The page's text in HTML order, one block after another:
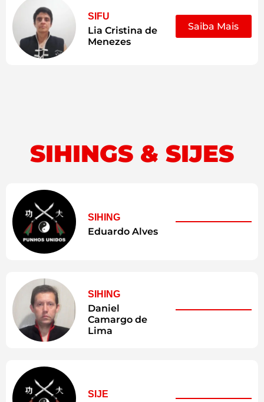
SIFU
Lia Cristina de
Menezes
Saiba Mais
SIHINGS & SIJES
SIHING
Eduardo Alves
SIHING
Daniel
Camargo de
Lima
SIJE